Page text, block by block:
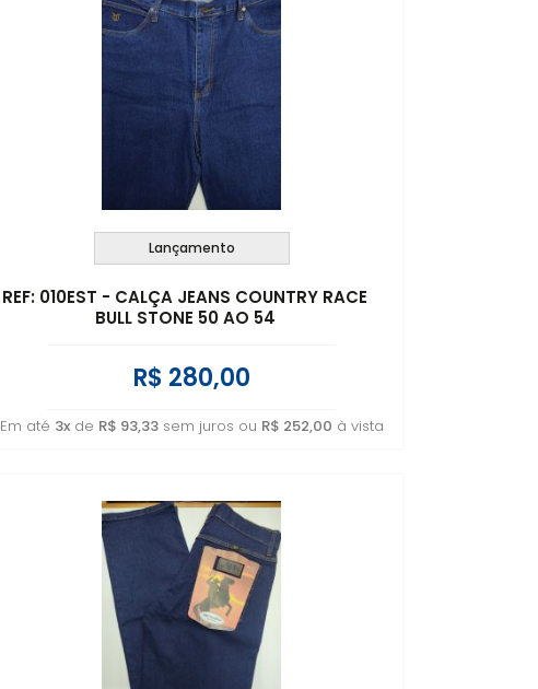
Lançamento
REF: 010EST - CALÇA JEANS COUNTRY RACE
BULL STONE 50 AO 54
R$ 280,00
Em até 3xde R$ 93,33sem juros ou R$ 252,00 à vista